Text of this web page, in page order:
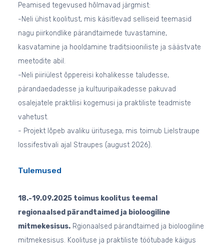
Peamised tegevused hõlmavad järgmist:
-Neli ühist koolitust, mis käsitlevad selliseid teemasid
nagu piirkondlike pärandtaimede tuvastamine,
kasvatamine ja hooldamine traditsiooniliste ja säästvate
meetodite abil.
-Neli piiriülest õppereisi kohalikesse taludesse,
pärandaedadesse ja kultuuripaikadesse pakuvad
osalejatele praktilisi kogemusi ja praktiliste teadmiste
vahetust.
- Projekt lõpeb avaliku üritusega, mis toimub Lielstraupe
lossifestivali ajal Straupes (august 2026).
Tulemused
18.-19.09.2025 toimus koolitus teemal
regionaalsed pärandtaimed ja bioloogiline
mitmekesisus. Rgionaalsed pärandtaimed ja bioloogiline
mitmekesisus. Koolituse ja praktiliste töötubade käigus